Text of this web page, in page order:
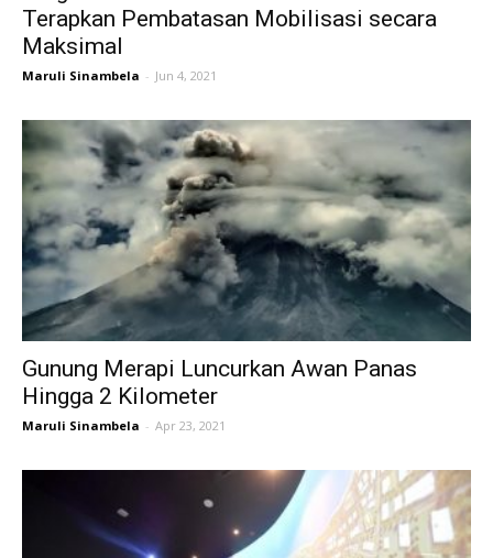
Terapkan Pembatasan Mobilisasi secara
Maksimal
Maruli Sinambela - Jun 4, 2021
Gunung Merapi Luncurkan Awan Panas
Hingga 2 Kilometer
Maruli Sinambela - Apr 23, 2021